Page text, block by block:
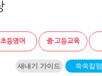
초등영어 중·고등교육
새내기 가이드 쑥쑥칼럼